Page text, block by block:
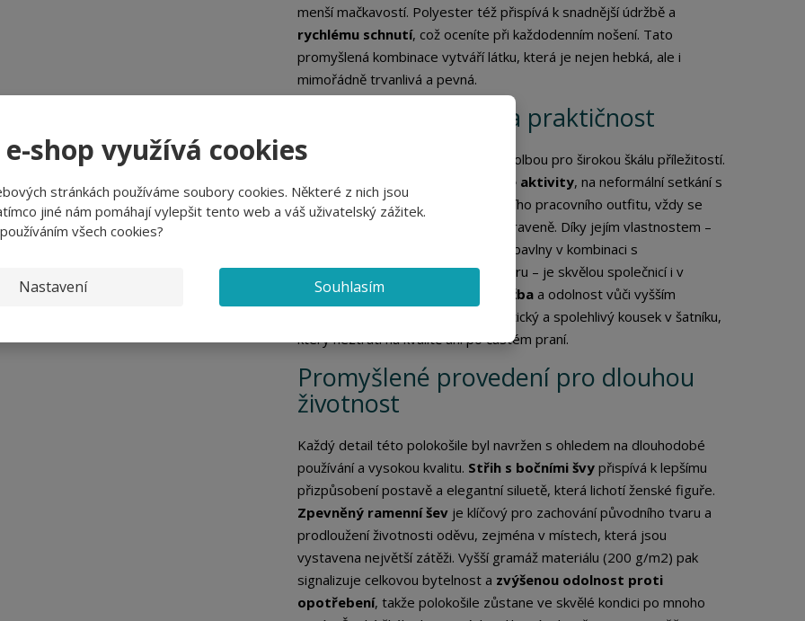
shop využívá cookies
stránkách používáme soubory cookies. Některé z nich jsou
jiné nám pomáhají vylepšit tento web a váš uživatelský zážitek.
všech cookies?
Nastavení Souhlasím
menší mačkavostí. Polyester též přispívá k snadnější údržbě a
rychlému schnutí, což oceníte při každodenním nošení. Tato
promyšlená kombinace vytváří látku, která je nejen hebká, ale i
mimořádně trvanlivá a pevná.
Všestranné využití a praktičnost
Polokošile URBAN LADY je ideální volbou pro širokou škálu příležitostí.
volnočasové aktivity, na neformální setkání s
přáteli, nebo jako součást elegantního pracovního outfitu, vždy se
budete cítit pohodlně a vypadat upraveně. Díky jejím vlastnostem –
jako je dobrá savost a prodyšnost bavlny v kombinaci s
rychleschnoucí schopností polyesteru – je skvělou společnicí i v
aktivnějších dnech. Její
snadná údržba a odolnost vůči vyšším
teplotám (díky bavlně) z ní činí praktický a spolehlivý kousek v šatníku,
který neztratí na kvalitě ani po častém praní.
Promyšlené provedení pro dlouhou
životnost
Každý detail této polokošile byl navržen s ohledem na dlouhodobé
používání a vysokou kvalitu. Střih s bočními švy přispívá k lepšímu
přizpůsobení postavě a elegantní siluetě, která lichotí ženské figuře.
Zpevněný ramenní šev je klíčový pro zachování původního tvaru a
prodloužení životnosti oděvu, zejména v místech, která jsou
vystavena největší zátěži. Vyšší gramáž materiálu (200 g/m2) pak
signalizuje celkovou bytelnost a zvýšenou odolnost proti
opotřebení, takže polokošile zůstane ve skvělé kondici po mnoho